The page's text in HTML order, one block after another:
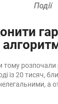
Події
тому
із 20 тисяч,
а